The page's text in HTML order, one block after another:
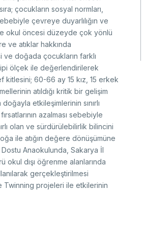
Award Recipients in Previous Years
çocukların sosyal normları,
çevreye duyarlılığın ve
okul öncesi düzeyde çok yönlü
ve atıklar hakkında
ve doğada çocukların farklı
ölçek ile değerlendirilerek
kitlesini; 60-66 ay 15 kız, 15 erkek
atıldığı kritik bir gelişim
etkileşimlerinin sınırlı
azalması sebebiyle
olan ve sürdürülebilirlik bilincini
ile atığın değere dönüşümüne
Anaokulunda, Sakarya İl
okul dışı öğrenme alanlarında
gerçekleştirilmesi
Twinning projeleri ile etkilerinin